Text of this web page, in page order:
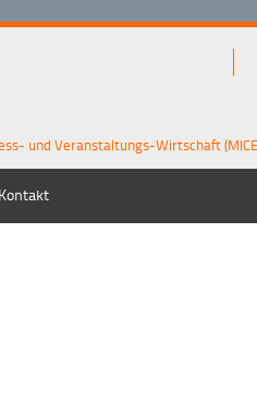
und Veranstaltungs-Wirtschaft
Kontakt